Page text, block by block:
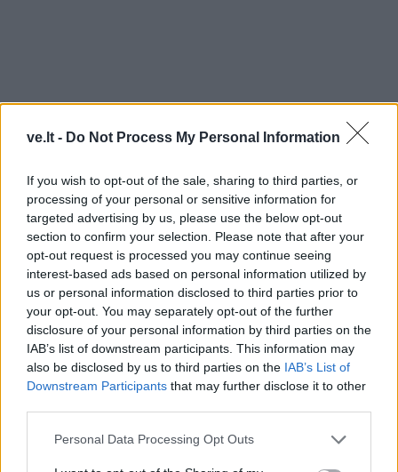
ve.lt - Do Not Process My Personal Information
If you wish to opt-out of the sale, sharing to third parties, or
processing of your personal or sensitive information for
targeted advertising by us, please use the below opt-out
section to confirm your selection. Please note that after your
opt-out request is processed you may continue seeing
interest-based ads based on personal information utilized by
us or personal information disclosed to third parties prior to
your opt-out. You may separately opt-out of the further
disclosure of your personal information by third parties on the
IAB’s list of downstream participants. This information may
also be disclosed by us to third parties on the IAB’s List of
Downstream Participants that may further disclose it to other
Personal Data Processing Opt Outs
Kaip skelbta, Vilniaus regiono apylinkės teismas kovą
išteisino valstybės simbolių išniekinimu kaltintą
buvusį policijos pareigūną R. Ščerbininą.
R. Ščerbininas kaltintas tuo, kad jis apšlapino ant
policininko uniformos prisiūtą Lietuvos herbą ir vaizdo
įrašą su užfiksuotu veiksmu patalpino internete.
R. Ščerbininas teisminio bylos nagrinėjimo metu teigė,
kad jis nesišlapino ant uniformos, bet darė
performansą, pildamas vandenį su vitaminu C, ir savo
veiksmais siekė ne išniekinti Lietuvos valstybės